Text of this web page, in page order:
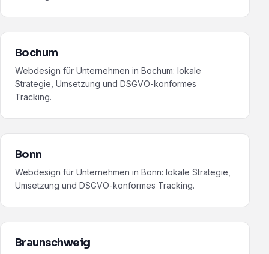
Bochum
Webdesign für Unternehmen in Bochum: lokale
Strategie, Umsetzung und DSGVO-konformes
Tracking.
Bonn
Webdesign für Unternehmen in Bonn: lokale Strategie,
Umsetzung und DSGVO-konformes Tracking.
Braunschweig